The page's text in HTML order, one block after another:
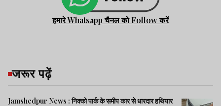
हमारे Whatsapp चैनल को Follow करें
जरूर पढ़ें
Jamshedpur News : निक्को पार्क के समीप कार से धारदार हथियार